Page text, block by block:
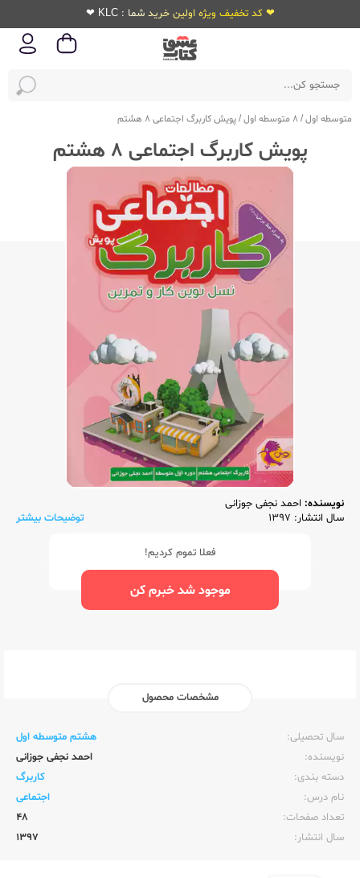
❤ کد تخفیف ویژه اولین خرید شما : KLC ❤
متوسطه اول/8 متوسطه اول /پویش کاربرگ اجتماعی 8 هشتم
پویش کاربرگ اجتماعی 8 هشتم
نویسنده: احمد نجفی جوزانی
سال انتشار: 1397
توضیحات بیشتر
فعلا تموم کردیم!
موجود شد خبرم کن
مشخصات محصول
سال تحصیلی:‌
هشتم متوسطه اول
نویسنده:‌
احمد نجفی جوزانی
دسته بندی:
کاربرگ
نام درس:
اجتماعی
تعداد صفحات:‌
48
سال انتشار:‌
1397